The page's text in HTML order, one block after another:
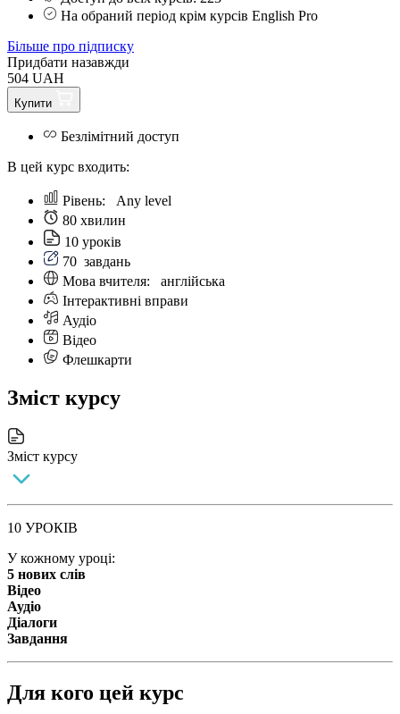
На обраний період крім курсів English Pro
Більше про підписку
Придбати назавжди
504 UAH
Купити
Безлімітний доступ
В цей курс входить:
Рівень: Any level
80 хвилин
10 уроків
70 завдань
Мова вчителя: англійська
Інтерактивні вправи
Аудіо
Відео
Флешкарти
Зміст курсу
Зміст курсу
10 УРОКІВ
У кожному уроці:
5 нових слів
Відео
Аудіо
Діалоги
Завдання
Для кого цей курс